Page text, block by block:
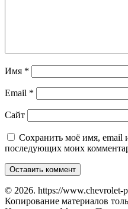
Имя *
Email *
Сайт
Сохранить моё имя, email
последующих моих
© 2026. https://
Копирование материалов